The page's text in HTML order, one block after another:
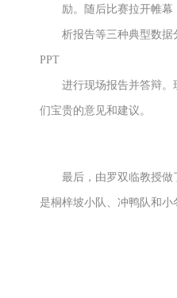
励。随后比赛拉开帷
析报告等三种典型数据
PPT
进行现场报告并答辩
们宝贵的意见和建议。
最后，由罗双临教授
是桐梓坡小队、冲鸭队和小